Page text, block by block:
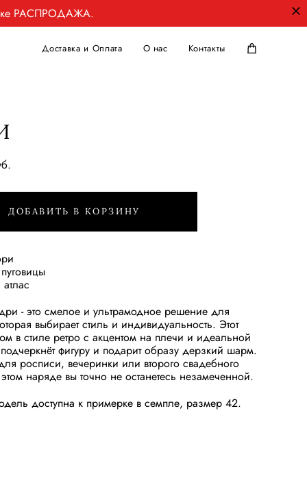
РАСПРОДАЖА.
Доставка и Оплата О нас Контакты
ДОБАВИТЬ В КОРЗИНУ
- это смелое и ультрамодное решение для
выбирает стиль и индивидуальность. Этот
в стиле ретро с акцентом на плечи и идеальной
фигуру и подарит образу дерзкий шарм.
росписи, вечеринки или второго свадебного
наряде вы точно не останетесь незамеченной.
доступна к примерке в семпле, размер 42.